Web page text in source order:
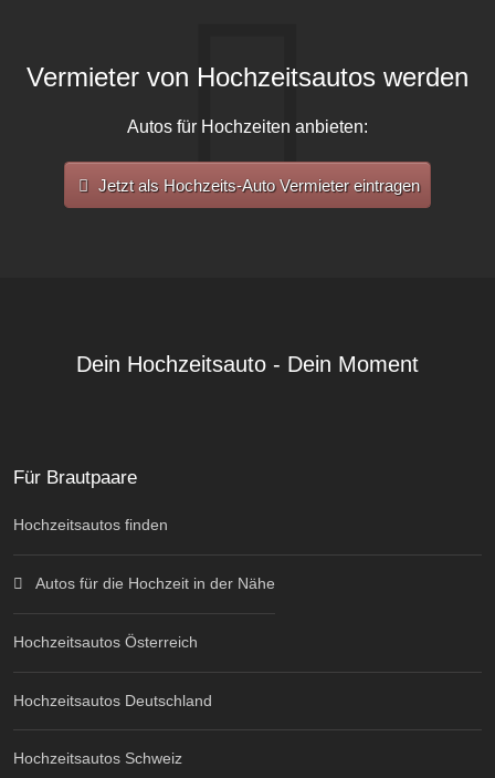
Vermieter von Hochzeitsautos werden
Autos für Hochzeiten anbieten:
Jetzt als Hochzeits-Auto Vermieter eintragen
Dein Hochzeitsauto - Dein Moment
Für Brautpaare
Hochzeitsautos finden
Autos für die Hochzeit in der Nähe
Hochzeitsautos Österreich
Hochzeitsautos Deutschland
Hochzeitsautos Schweiz